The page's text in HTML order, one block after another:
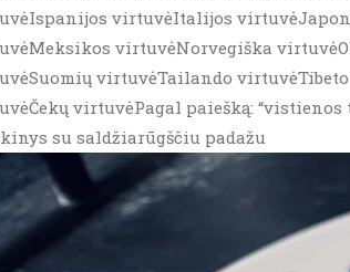
virtuvėItalijos
virtuvėNorvegiška
virtuvėTailando
virtuvėPagal paiešką:
su saldžiarūgščiu padažu